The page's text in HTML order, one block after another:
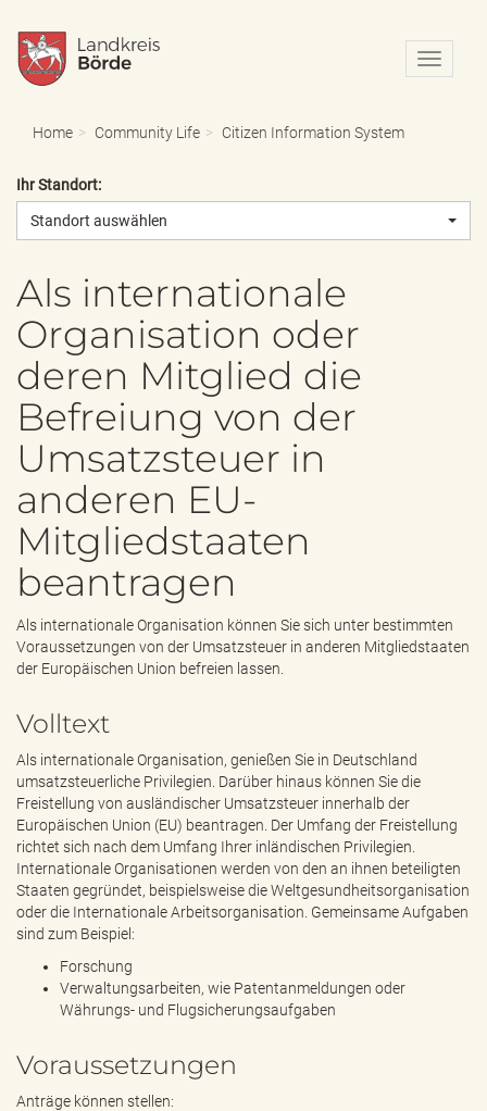
N
a
o
Home Community Life Citizen Information System
Ihr Standort:
Standort auswählen
Als internationale
Organisation oder
deren Mitglied die
Befreiung von der
Umsatzsteuer in
anderen EU-
Mitgliedstaaten
beantragen
Als internationale Organisation können Sie sich unter bestimmten
Voraussetzungen von der Umsatzsteuer in anderen Mitgliedstaaten
der Europäischen Union befreien lassen.
Volltext
Als internationale Organisation, genießen Sie in Deutschland
umsatzsteuerliche Privilegien. Darüber hinaus können Sie die
Freistellung von ausländischer Umsatzsteuer innerhalb der
Europäischen Union (EU) beantragen. Der Umfang der Freistellung
richtet sich nach dem Umfang Ihrer inländischen Privilegien.
Internationale Organisationen werden von den an ihnen beteiligten
Staaten gegründet, beispielsweise die Weltgesundheitsorganisation
oder die Internationale Arbeitsorganisation. Gemeinsame Aufgaben
sind zum Beispiel:
Forschung
Verwaltungsarbeiten, wie Patentanmeldungen oder
Währungs- und Flugsicherungsaufgaben
Voraussetzungen
Anträge können stellen: